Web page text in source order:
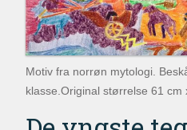
Motiv fra norrøn mytologi.
klasse.Original størrelse 61 cm